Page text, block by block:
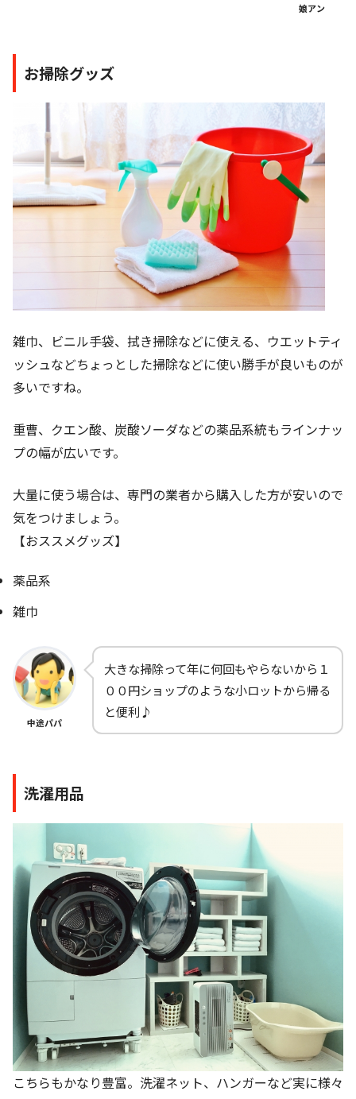
娘アン
お掃除グッズ
雑巾、ビニル手袋、拭き掃除などに使える、ウエットティ
ッシュなどちょっとした掃除などに使い勝手が良いものが
多いですね。
重曹、クエン酸、炭酸ソーダなどの薬品系統もラインナッ
プの幅が広いです。
大量に使う場合は、専門の業者から購入した方が安いので
気をつけましょう。
【おススメグッズ】
薬品系
雑巾
中途パパ
大きな掃除って年に何回もやらないから１
００円ショップのような小ロットから帰る
と便利♪
洗濯用品
こちらもかなり豊富。洗濯ネット、ハンガーなど実に様々